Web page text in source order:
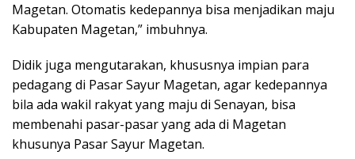
Magetan. Otomatis kedepannya bisa menjadikan maju
Kabupaten Magetan,” imbuhnya.
Didik juga mengutarakan, khususnya impian para
pedagang di Pasar Sayur Magetan, agar kedepannya
bila ada wakil rakyat yang maju di Senayan, bisa
membenahi pasar-pasar yang ada di Magetan
khusunya Pasar Sayur Magetan.